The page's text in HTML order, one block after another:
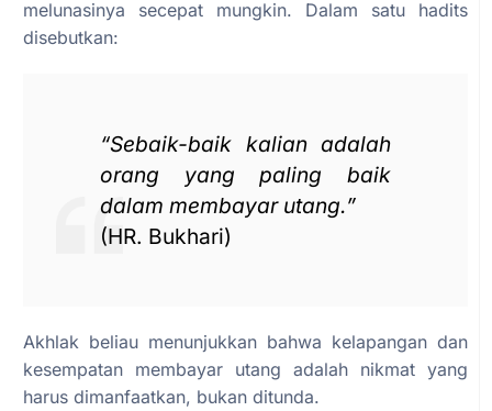
melunasinya secepat mungkin. Dalam satu hadits
disebutkan:
“Sebaik-baik kalian adalah
orang yang paling baik
dalam membayar utang.”
(HR. Bukhari)
Akhlak beliau menunjukkan bahwa kelapangan dan
kesempatan membayar utang adalah nikmat yang
harus dimanfaatkan, bukan ditunda.